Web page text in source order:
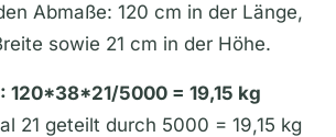
Abmaße: 120 cm in der Länge,
sowie 21 cm in der Höhe.
120*38*21/5000 = 19,15 kg
21 geteilt durch 5000 = 19,15 kg